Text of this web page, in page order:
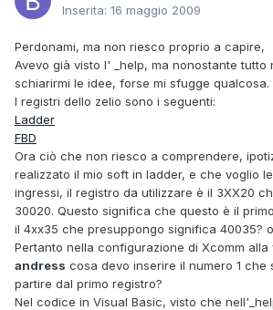
Inserita: 16 maggio 2009
Perdonami, ma non riesco proprio a capire,
Avevo già visto l' _help, ma nonostante tutto
schiarirmi le idee, forse mi sfugge qualcosa.
I registri dello zelio sono i seguenti:
Ladder
FBD
Ora ciò che non riesco a comprendere,
realizzato il mio soft in ladder, e che voglio
ingressi, il registro da utilizzare è il 3XX20
30020. Questo significa che questo è il
il 4xx35 che presuppongo significa 40035?
Pertanto nella configurazione di Xcomm alla
andress cosa devo inserire il numero 1 che
partire dal primo registro?
Nel codice in Visual Basic, visto che